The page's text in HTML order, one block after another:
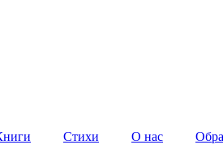
Стихи О нас